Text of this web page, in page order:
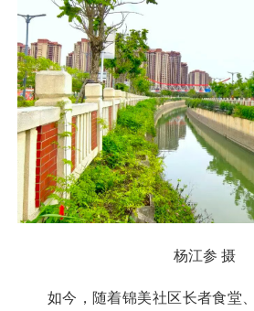
杨江参 摄
如今，随着锦美社区长者食堂、